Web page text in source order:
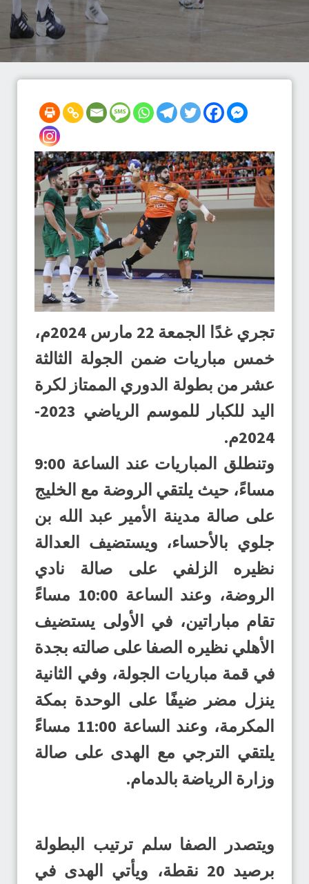
تجري غدًا الجمعة 22 مارس 2024م،
خمس مباريات ضمن الجولة الثالثة
عشر من بطولة الدوري الممتاز لكرة
اليد للكبار للموسم الرياضي 2023-
2024م.
وتنطلق المباريات عند الساعة 9:00
مساءً، حيث يلتقي الروضة مع الخليج
على صالة مدينة الأمير عبد الله بن
جلوي بالأحساء، ويستضيف العدالة
نظيره الزلفي على صالة نادي
الروضة، وعند الساعة 10:00 مساءً
تقام مباراتين، في الأولى يستضيف
الأهلي نظيره الصفا على صالته بجدة
في قمة مباريات الجولة، وفي الثانية
ينزل مضر ضيفًا على الوحدة بمكة
المكرمة، وعند الساعة 11:00 مساءً
يلتقي الترجي مع الهدى على صالة
وزارة الرياضة بالدمام.
ويتصدر الصفا سلم ترتيب البطولة
برصيد 20 نقطة، ويأتي الهدى في